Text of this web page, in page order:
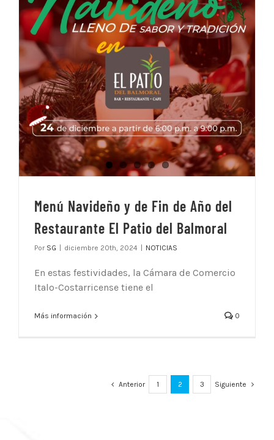
Menú Navideño y de Fin de Año del
Restaurante El Patio del Balmoral
Por SG diciembre 20th, 2024 NOTICIAS
En estas festividades, la Cámara de Comercio
Italo-Costarricense tiene el
Más información 0
Anterior 1 2 3 Siguiente